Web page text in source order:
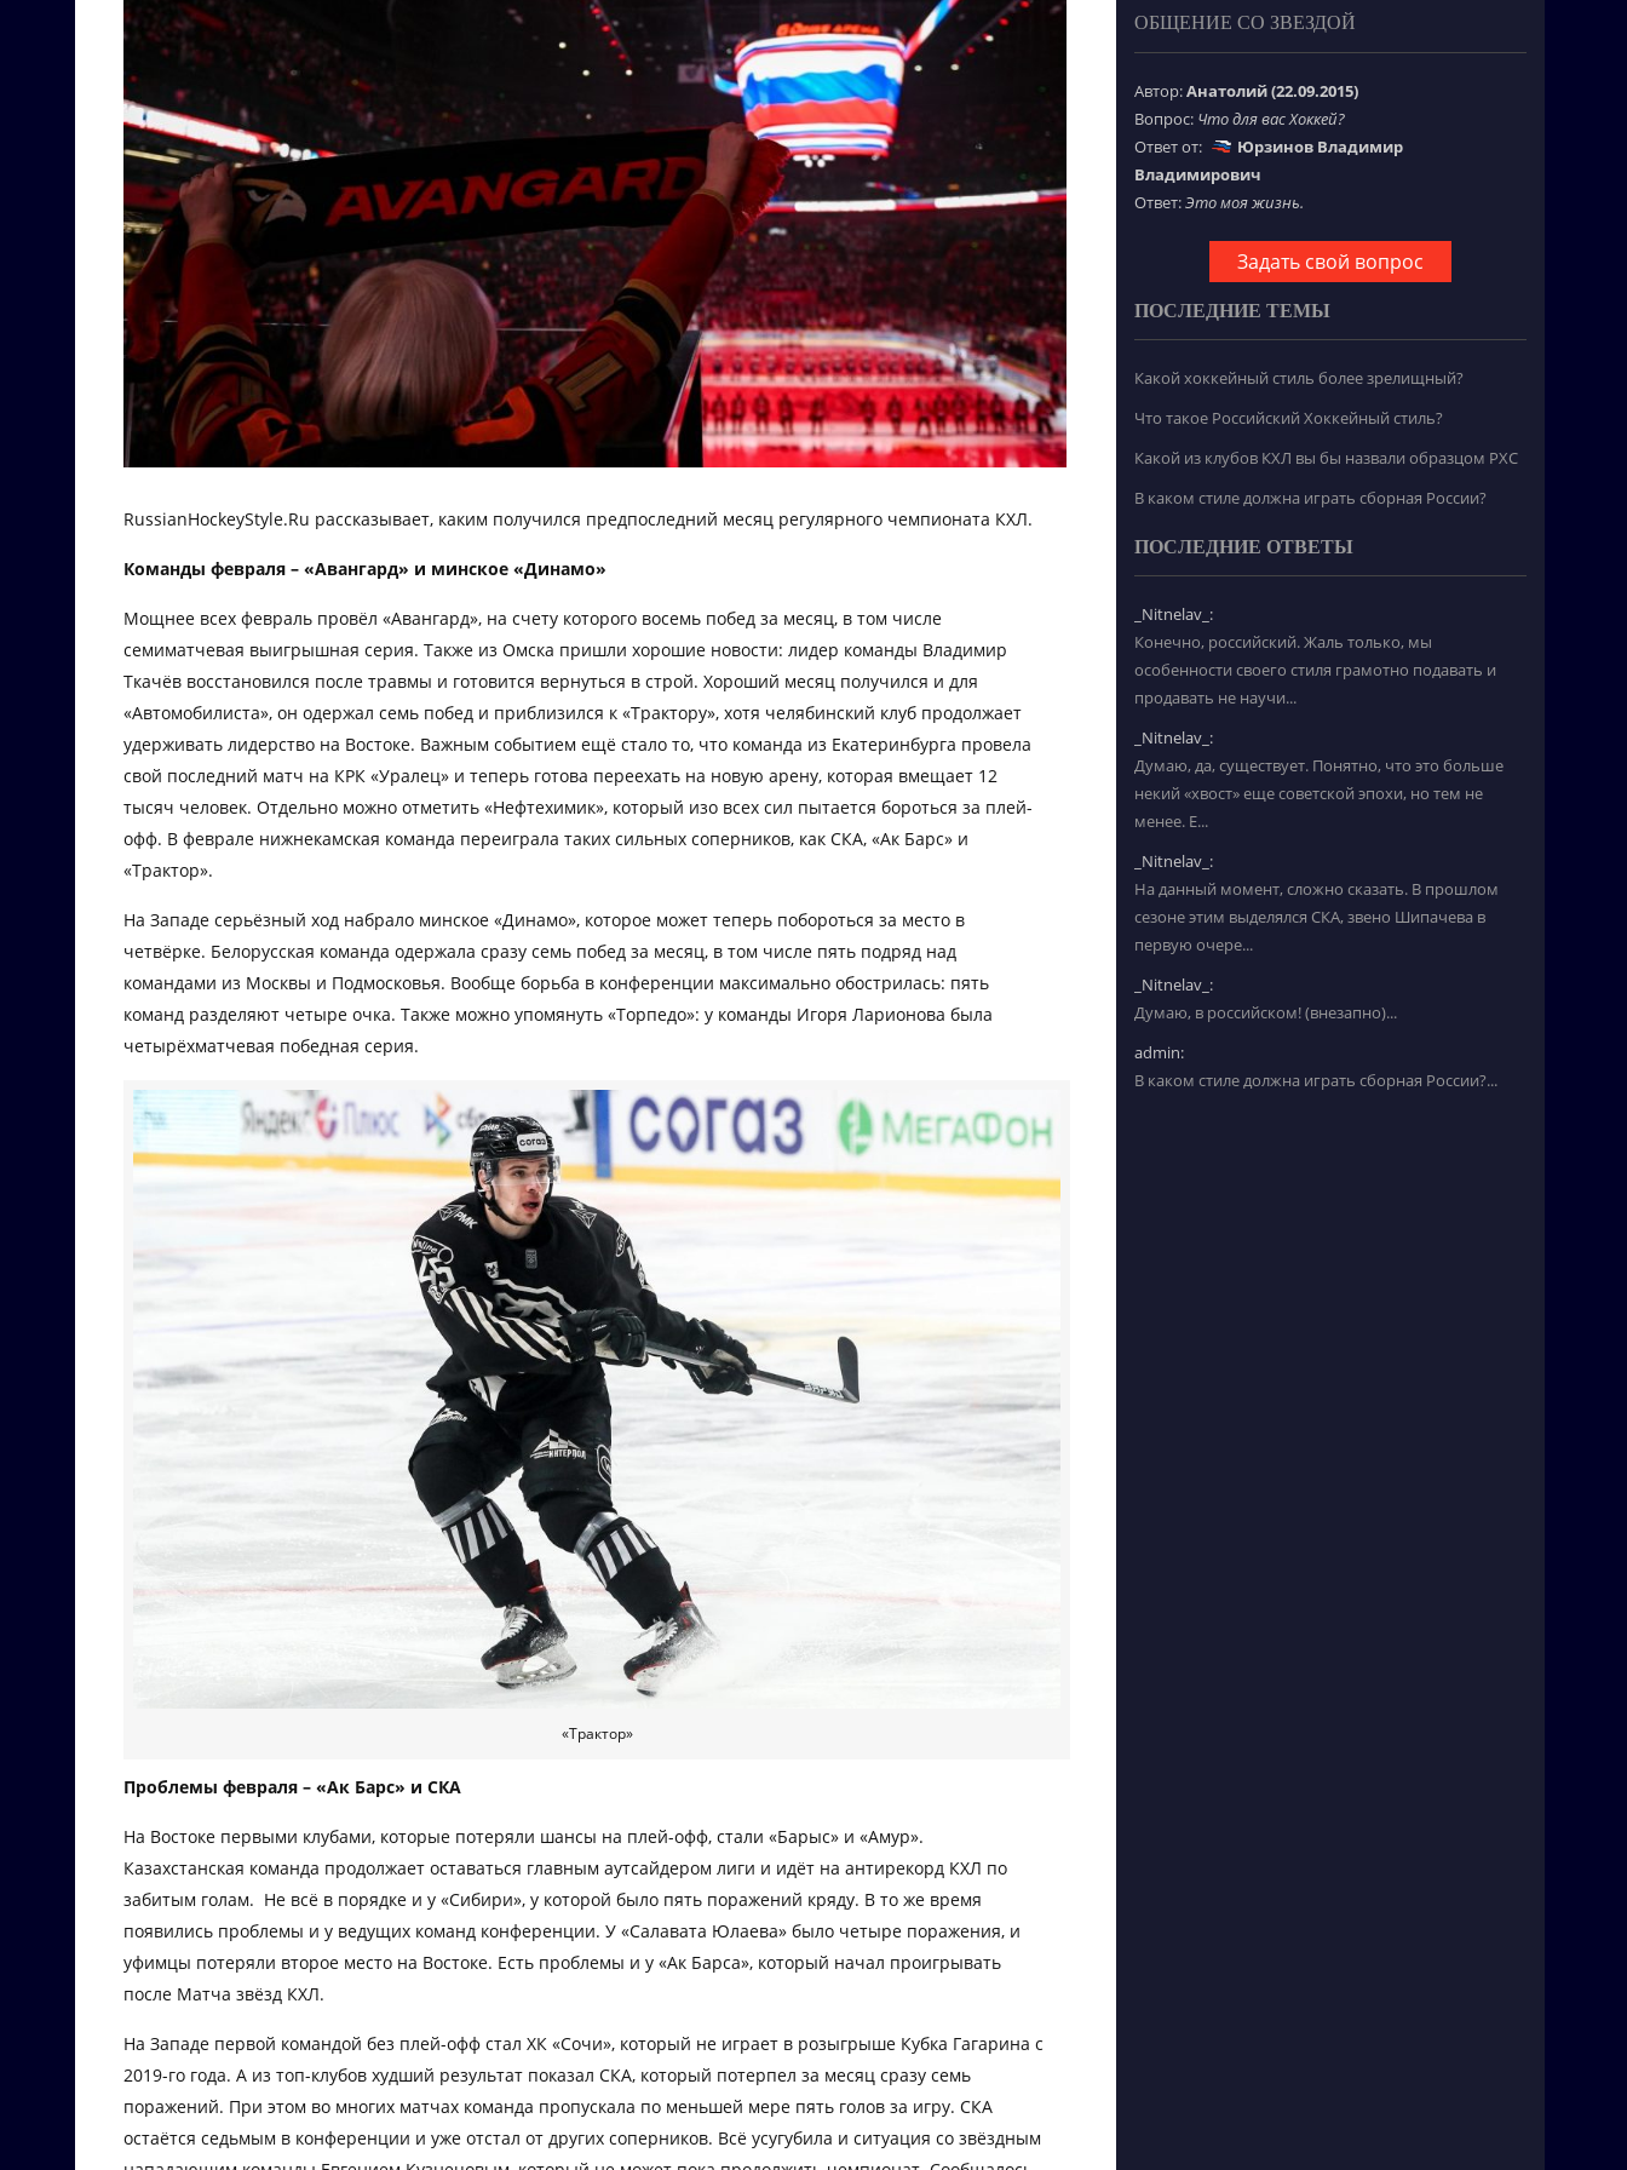
RussianHockeyStyle.Ru рассказывает, каким получился предпоследний месяц регулярного чемпионата КХЛ.
Команды февраля – «Авангард» и минское «Динамо»
Мощнее всех февраль провёл «Авангард», на счету которого восемь побед за месяц, в том числе
семиматчевая выигрышная серия. Также из Омска пришли хорошие новости: лидер команды Владимир
Ткачёв восстановился после травмы и готовится вернуться в строй. Хороший месяц получился и для
«Автомобилиста», он одержал семь побед и приблизился к «Трактору», хотя челябинский клуб продолжает
удерживать лидерство на Востоке. Важным событием ещё стало то, что команда из Екатеринбурга провела
свой последний матч на КРК «Уралец» и теперь готова переехать на новую арену, которая вмещает 12
тысяч человек. Отдельно можно отметить «Нефтехимик», который изо всех сил пытается бороться за плей-
офф. В феврале нижнекамская команда переиграла таких сильных соперников, как СКА, «Ак Барс» и
«Трактор».
На Западе серьёзный ход набрало минское «Динамо», которое может теперь побороться за место в
четвёрке. Белорусская команда одержала сразу семь побед за месяц, в том числе пять подряд над
командами из Москвы и Подмосковья. Вообще борьба в конференции максимально обострилась: пять
команд разделяют четыре очка. Также можно упомянуть «Торпедо»: у команды Игоря Ларионова была
четырёхматчевая победная серия.
«Трактор»
Проблемы февраля – «Ак Барс» и СКА
На Востоке первыми клубами, которые потеряли шансы на плей-офф, стали «Барыс» и «Амур».
Казахстанская команда продолжает оставаться главным аутсайдером лиги и идёт на антирекорд КХЛ по
забитым голам. Не всё в порядке и у «Сибири», у которой было пять поражений кряду. В то же время
появились проблемы и у ведущих команд конференции. У «Салавата Юлаева» было четыре поражения, и
уфимцы потеряли второе место на Востоке. Есть проблемы и у «Ак Барса», который начал проигрывать
после Матча звёзд КХЛ.
На Западе первой командой без плей-офф стал ХК «Сочи», который не играет в розыгрыше Кубка Гагарина с
2019-го года. А из топ-клубов худший результат показал СКА, который потерпел за месяц сразу семь
поражений. При этом во многих матчах команда пропускала по меньшей мере пять голов за игру. СКА
остаётся седьмым в конференции и уже отстал от других соперников. Всё усугубила и ситуация со звёздным
ОБЩЕНИЕ СО ЗВЕЗДОЙ
Автор:Анатолий (22.09.2015)
Вопрос: Что для вас Хоккей?
Ответ от:
Юрзинов Владимир
Владимирович
Ответ:Это моя жизнь.
Задать свой вопрос
ПОСЛЕДНИЕ ТЕМЫ
Какой хоккейный стиль более зрелищный?
Что такое Российский Хоккейный стиль?
Какой из клубов КХЛ вы бы назвали образцом РХС
В каком стиле должна играть сборная России?
ПОСЛЕДНИЕ ОТВЕТЫ
_Nitnelav_:
Конечно, российский. Жаль только, мы
особенности своего стиля грамотно подавать и
продавать не научи...
_Nitnelav_:
Думаю, да, существует. Понятно, что это больше
некий «хвост» еще советской эпохи, но тем не
менее. Е...
_Nitnelav_:
На данный момент, сложно сказать. В прошлом
сезоне этим выделялся СКА, звено Шипачева в
первую очере...
_Nitnelav_:
Думаю, в российском! (внезапно)...
admin:
В каком стиле должна играть сборная России?...